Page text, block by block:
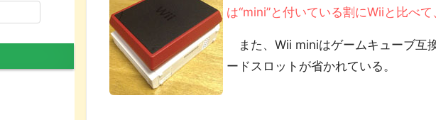
は“mini”と付いている割にWiiと比べ
また、Wii miniはゲームキューブ互
ードスロットが省かれている。